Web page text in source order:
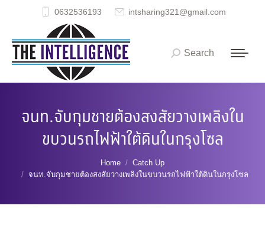
0632536193 intsharing321@gmail.com
Search:
Search
จนท.จับกุมชายต้องสงสัยวางเพลิงใน
ขบวนรถไฟฟ้าใต้ดินในกรุงโซล
Home
Catch Up
จนท.จับกุมชายต้องสงสัยวางเพลิงในขบวนรถไฟฟ้าใต้ดินในกรุงโซล